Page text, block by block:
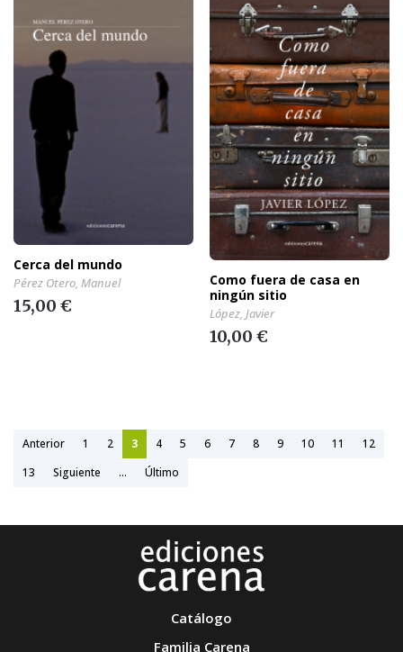
Cerca del mundo
Pérez Otero, Manuel
15,00 €
Como fuera de casa en
ningún sitio
López, Javier
10,00 €
Anterior 1 2 3 4 5 6 7 8 9 10 11
12
13
Siguiente ... Último
Catálogo
Familia Carena